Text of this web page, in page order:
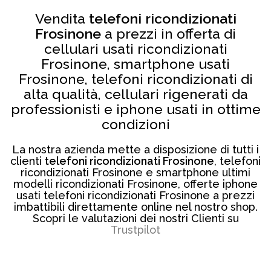
Vendita telefoni ricondizionati
Frosinone a prezzi in offerta di
cellulari usati ricondizionati
Frosinone, smartphone usati
Frosinone, telefoni ricondizionati di
alta qualità, cellulari rigenerati da
professionisti e iphone usati in ottime
condizioni
La nostra azienda mette a disposizione di tutti i
clienti telefoni ricondizionati Frosinone, telefoni
ricondizionati Frosinone e smartphone ultimi
modelli ricondizionati Frosinone, offerte iphone
usati telefoni ricondizionati Frosinone a prezzi
imbattibili direttamente online nel nostro shop.
Scopri le valutazioni dei nostri Clienti su
Trustpilot